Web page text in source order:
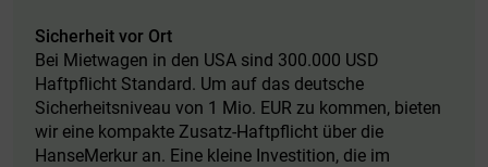
Sicherheit vor Ort
Bei Mietwagen in den USA sind 300.000 USD
Haftpflicht Standard. Um auf das deutsche
Sicherheitsniveau von 1 Mio. EUR zu kommen, bieten
wir eine kompakte Zusatz-Haftpflicht über die
HanseMerkur an. Eine kleine Investition, die im